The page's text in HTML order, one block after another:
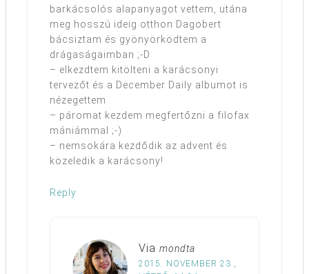
barkácsolós alapanyagot vettem, utána
meg hosszú ideig otthon Dagobert
bácsiztam és gyönyörködtem a
drágaságaimban ;-D
– elkezdtem kitölteni a karácsonyi
tervezőt és a December Daily albumot is
nézegettem
– páromat kezdem megfertőzni a filofax
mániámmal ;-)
– nemsokára kezdődik az advent és
közeledik a karácsony!
Reply
Via mondta
2015. NOVEMBER 23.,